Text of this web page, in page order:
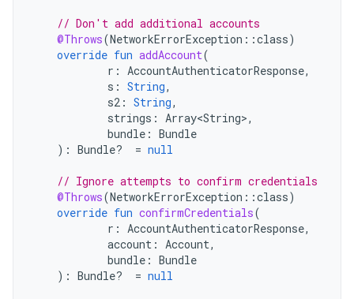
// Don't add additional accounts
@Throws(NetworkErrorException ::class)
override fun addAccount(
r : AccountAuthenticatorResponse,
s : String,
s2 : String,
strings : Array<String>,
bundle : Bundle
): Bundle? = null
// Ignore attempts to confirm credentials
@Throws(NetworkErrorException ::class)
override fun confirmCredentials(
r : AccountAuthenticatorResponse,
account : Account,
bundle : Bundle
): Bundle? = null